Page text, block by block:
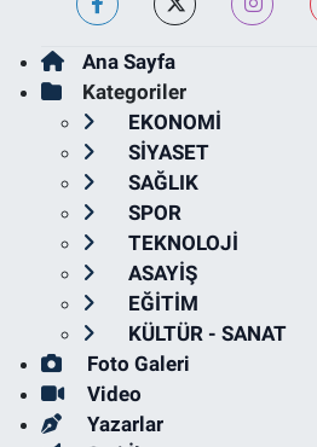
Ana Sayfa
Kategoriler
EKONOMİ
SİYASET
SAĞLIK
SPOR
TEKNOLOJİ
ASAYİŞ
EĞİTİM
KÜLTÜR - SANAT
Foto Galeri
Video
Yazarlar